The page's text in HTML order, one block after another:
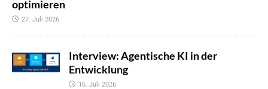
optimieren
27. Juli 2026
Interview: Agentische KI in der
Entwicklung
16. Juli 2026